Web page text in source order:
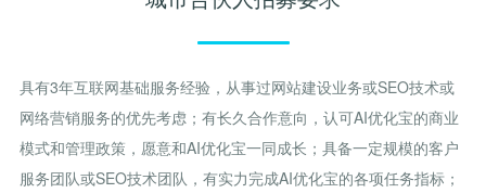
具有3年互联网基础服务经验，从事过网站建设业务或SEO技术或
网络营销服务的优先考虑；有长久合作意向，认可AI优化宝的商业
模式和管理政策，愿意和AI优化宝一同成长；具备一定规模的客户
服务团队或SEO技术团队，有实力完成AI优化宝的各项任务指标；